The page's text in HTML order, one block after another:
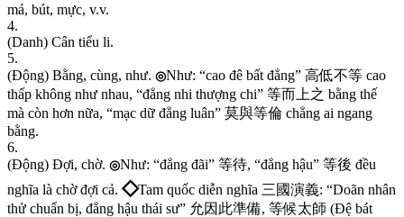
má, bút, mực, v.v.
4.
(Danh) Cân tiểu li.
5.
(Động) Bằng, cùng, như. ◎Như: “cao đê bất đẳng” 高低不等 cao
thấp không như nhau, “đẳng nhi thượng chi” 等而 上之 bằng thế
mà còn hơn nữa, “mạc dữ đẳng luân” 莫與等倫 chẳng ai ngang
bằng.
6.
(Động) Đợi, chờ. ◎Như: “đẳng đãi” 等待, “đẳng hậu” 等後 đều
nghĩa là chờ đợi cả. ◇Tam quốc diễn nghĩa 三國演義: “Doãn nhân
thử chuẩn bị, đẳng hậu thái sư” 允因 此準備, 等候太師 (Đệ bát